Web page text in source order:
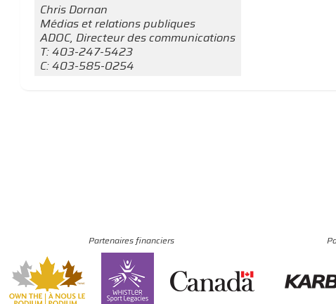
Chris Dornan
Médias et relations publiques
ADOC, Directeur des communications
T: 403-247-5423
C: 403-585-0254
Partenaires financiers